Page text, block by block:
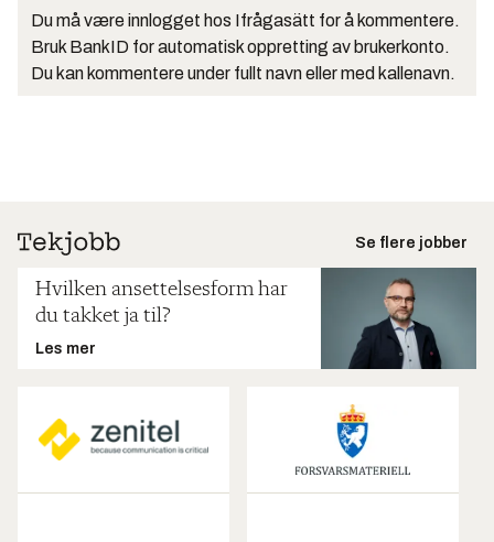
Du må være innlogget hos Ifrågasätt for å kommentere.
Bruk BankID for automatisk oppretting av brukerkonto.
Du kan kommentere under fullt navn eller med kallenavn.
Se flere jobber
Hvilken ansettelsesform har
du takket ja til?
Les mer